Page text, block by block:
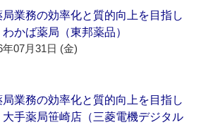
局業務の効率化と質的向上を目指し
かば薬局（東邦薬品）
年07月31日 (金)
局業務の効率化と質的向上を目指し
大手薬局笹崎店（三菱電機デジタル